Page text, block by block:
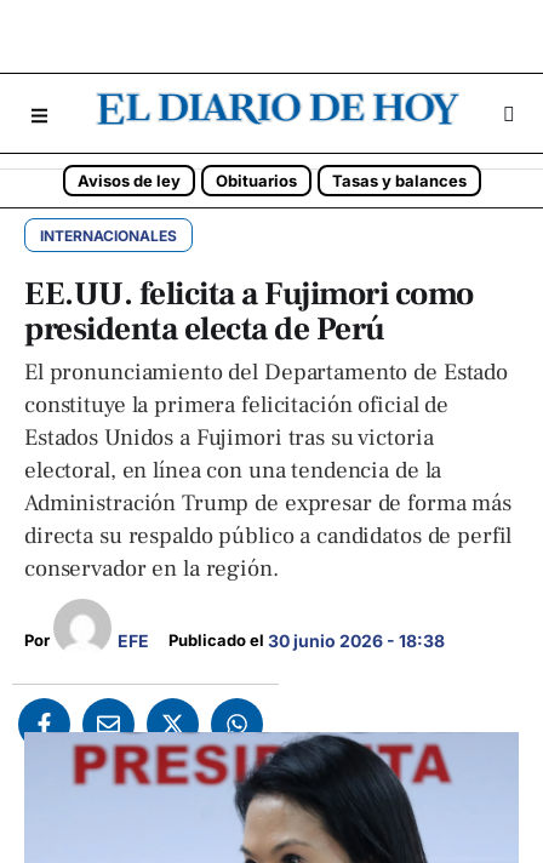
Avisos de ley Obituarios Tasas y balances
INTERNACIONALES
EE.UU. felicita a Fujimori como
presidenta electa de Perú
El pronunciamiento del Departamento de Estado
constituye la primera felicitación oficial de
Estados Unidos a Fujimori tras su victoria
electoral, en línea con una tendencia de la
Administración Trump de expresar de forma más
directa su respaldo público a candidatos de perfil
conservador en la región.
Por EFE Publicado el 30 junio 2026 - 18:38